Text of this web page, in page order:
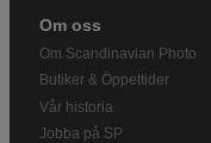
Om oss
Om Scandinavian Photo
Butiker & Öppettider
Vår historia
Jobba på SP